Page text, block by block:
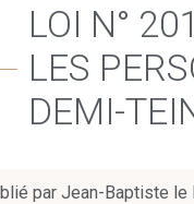
LOI N°
LES
DEMI-
par Jean-Baptiste le